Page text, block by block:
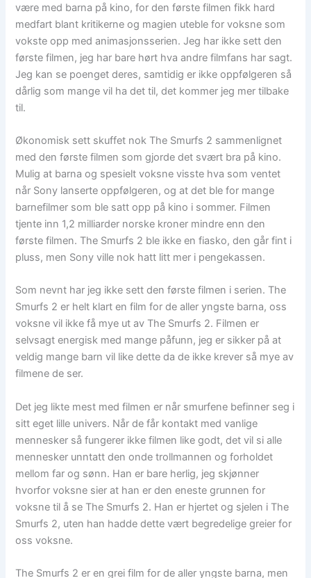
være med barna på kino, for den første filmen fikk hard
medfart blant kritikerne og magien uteble for voksne som
vokste opp med animasjonsserien. Jeg har ikke sett den
første filmen, jeg har bare hørt hva andre filmfans har sagt.
Jeg kan se poenget deres, samtidig er ikke oppfølgeren så
dårlig som mange vil ha det til, det kommer jeg mer tilbake
til.
Økonomisk sett skuffet nok The Smurfs 2 sammenlignet
med den første filmen som gjorde det svært bra på kino.
Mulig at barna og spesielt voksne visste hva som ventet
når Sony lanserte oppfølgeren, og at det ble for mange
barnefilmer som ble satt opp på kino i sommer. Filmen
tjente inn 1,2 milliarder norske kroner mindre enn den
første filmen. The Smurfs 2 ble ikke en fiasko, den går fint i
pluss, men Sony ville nok hatt litt mer i pengekassen.
Som nevnt har jeg ikke sett den første filmen i serien. The
Smurfs 2 er helt klart en film for de aller yngste barna, oss
voksne vil ikke få mye ut av The Smurfs 2. Filmen er
selvsagt energisk med mange påfunn, jeg er sikker på at
veldig mange barn vil like dette da de ikke krever så mye av
filmene de ser.
Det jeg likte mest med filmen er når smurfene befinner seg i
sitt eget lille univers. Når de får kontakt med vanlige
mennesker så fungerer ikke filmen like godt, det vil si alle
mennesker unntatt den onde trollmannen og forholdet
mellom far og sønn. Han er bare herlig, jeg skjønner
hvorfor voksne sier at han er den eneste grunnen for
voksne til å se The Smurfs 2. Han er hjertet og sjelen i The
Smurfs 2, uten han hadde dette vært begredelige greier for
oss voksne.
The Smurfs 2 er en grei film for de aller yngste barna, men